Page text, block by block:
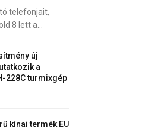
telefonjait,
8 lett a…
új
a
228C turmixgép
kínai termék EU